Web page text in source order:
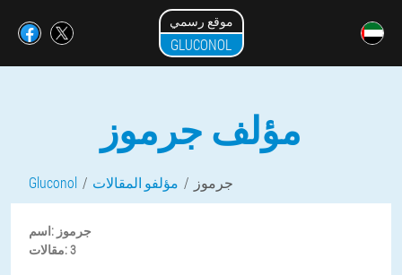
موقع رسمي
GLUCONOL
مؤلف جرموز
Gluconol مؤلفو المقالات جرموز
اسم: جرموز
مقالات:3